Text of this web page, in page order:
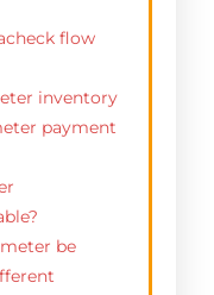
flow
inventory
payment
be